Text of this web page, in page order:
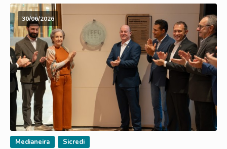
30/06/2026
Medianeira Sicredi